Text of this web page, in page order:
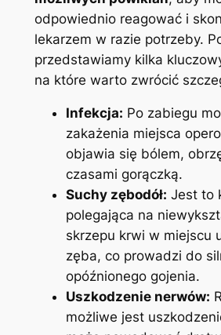
odpowiednio reagować i
lekarzem w razie potrzeby.
przedstawiamy kilka
na które warto zwrócić
Infekcja: Po zabiegu
zakażenia miejsca
objawia się⁣ bólem,
czasami gorączką.
Suchy zębodół: Jest ​to
polegająca na
skrzepu⁤ krwi w miejscu
‍zęba, co prowadzi do
opóźnionego gojenia.
Uszkodzenie nerwów:
⁣możliwe jest